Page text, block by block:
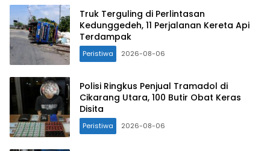
Truk Terguling di Perlintasan
Kedunggedeh, 11 Perjalanan Kereta Api
Terdampak
Peristiwa 2026-08-06
Polisi Ringkus Penjual Tramadol di
Cikarang Utara, 100 Butir Obat Keras
Disita
Peristiwa 2026-08-06